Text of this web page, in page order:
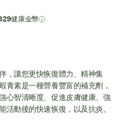
，讓您更快恢復體力、精神集
青素是一種營養豐富的補充劑，
心智清晰度、促進皮膚健康、強
活動後的快速恢復，以及抗炎。
健康金幣